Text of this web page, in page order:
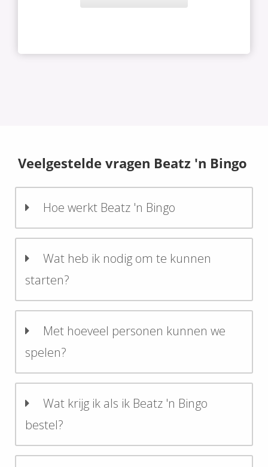
Veelgestelde vragen Beatz 'n Bingo
Hoe werkt Beatz 'n Bingo
Wat heb ik nodig om te kunnen
starten?
Met hoeveel personen kunnen we
spelen?
Wat krijg ik als ik Beatz 'n Bingo
bestel?